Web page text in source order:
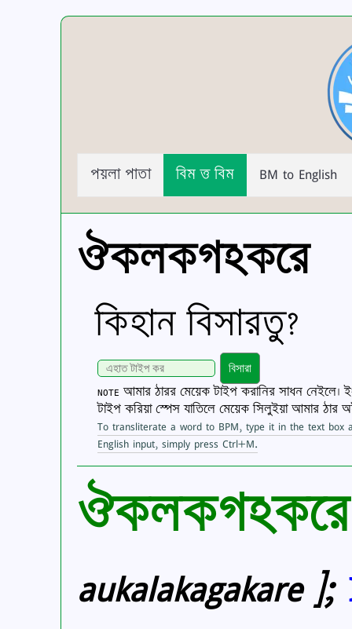
পয়লা পাতা বিম ত্ত বিম BM to English
ঔকলকগঽকরে
কিহান বিসারতু?
বিসারা
NOTE আমার ঠারর মেয়েক টাইপ করানির সাধন নেইলে।
টাইপ করিয়া স্পেস যাতিলে মেয়েক সিলুইয়া আমার ঠার
To transliterate a word to BPM, type it in the text box
English input, simply press Ctrl+M.
aukalakagakare ];